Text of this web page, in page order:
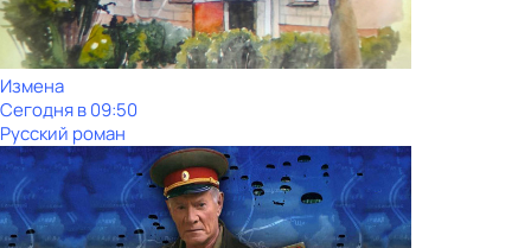
Измена
Сегодня в 09:50
Русский роман